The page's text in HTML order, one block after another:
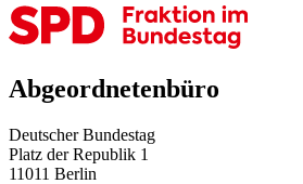
Abgeordnetenbüro
Deutscher Bundestag
Platz der Republik 1
11011 Berlin